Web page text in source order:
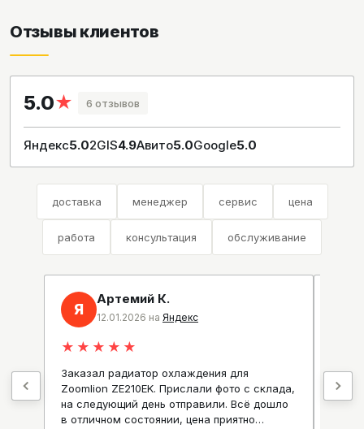
Отзывы клиентов
5.0★ 6 отзывов
Яндекс5.02GIS4.9Авито5.0Google5.0
доставка менеджер сервис цена
работа консультация обслуживание
Я
Артемий К.
12.01.2026 на Яндекс
★ ★ ★ ★ ★
Заказал радиатор охлаждения для
Zoomlion ZE210EK. Прислали фото с склада,
на следующий день отправили. Всё дошло
в отличном состоянии, цена приятно
и